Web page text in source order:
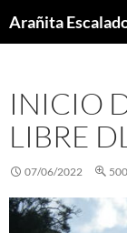
toArañita
INICIO
LIBRE
07/06/2022